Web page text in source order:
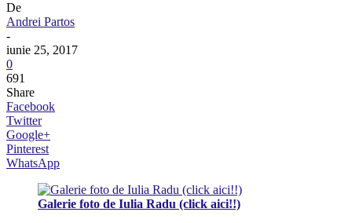
De
Andrei Partos
-
iunie 25, 2017
0
691
Share
Facebook
Twitter
Google+
Pinterest
WhatsApp
Galerie foto de Iulia Radu (click aici!!)